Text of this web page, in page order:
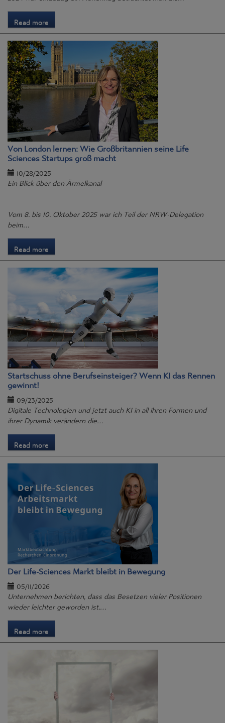
Read more
Von London lernen: Wie Großbritannien seine Life
Sciences Startups groß macht
10/28/2025
Ein Blick über den Ärmelkanal
Vom 8. bis 10. Oktober 2025 war ich Teil der NRW-Delegation
beim…
Read more
Startschuss ohne Berufseinsteiger? Wenn KI das Rennen
gewinnt!
09/23/2025
Digitale Technologien und jetzt auch KI in all ihren Formen und
ihrer Dynamik verändern die…
Read more
Der Life-Sciences Markt bleibt in Bewegung
05/11/2026
Unternehmen berichten, dass das Besetzen vieler Positionen
wieder leichter geworden ist.…
Read more